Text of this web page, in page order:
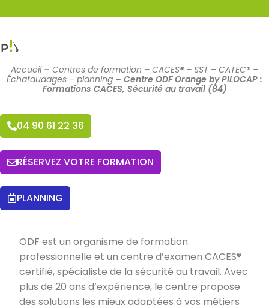
Accueil– Centres de formation – CACES® – SST – CATEC® –
Échafaudages – planning – Centre ODF Orange by PILOCAP :
Formations CACES, Sécurité au travail (84)
04 90 61 22 36
RÉSERVEZ VOTRE FORMATION
PLANNING
ODF est un organisme de formation
professionnelle et un centre d’examen CACES®
certifié, spécialiste de la sécurité au travail. Avec
plus de 20 ans d’expérience, le centre propose
des solutions les mieux adaptées à vos métiers